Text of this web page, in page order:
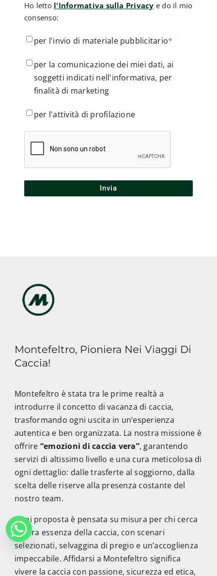
Ho letto l'Informativa sulla Privacy e do il mio
consenso:
per
di
materiale
pubblicitario*
per l'invio di materiale pubblicitario*
per
comunicazione
miei
soggetti
per
finalità
per la comunicazione dei miei dati, ai
soggetti indicati nell'informativa, per
finalità di marketing
per
profilazione
per l'attività di profilazione
Montefeltro, Pioniera Nei Viaggi Di
Caccia!
Montefeltro è stata tra le prime realtà a
introdurre il concetto di vacanza di caccia,
trasformando ogni uscita in un’esperienza
autentica e ben organizzata. La nostra missione è
offrire “emozioni di caccia vera”, garantendo
servizi di altissimo livello e una cura meticolosa di
ogni dettaglio: dalle trasferte al soggiorno, dalla
scelta delle riserve alla presenza costante del
nostro team.
Ogni proposta è pensata su misura per chi cerca
la vera essenza della caccia, con scenari
selezionati, selvaggina di pregio e un’accoglienza
impeccabile. Affidarsi a Montefeltro significa
vivere la caccia con passione, sicurezza ed etica,